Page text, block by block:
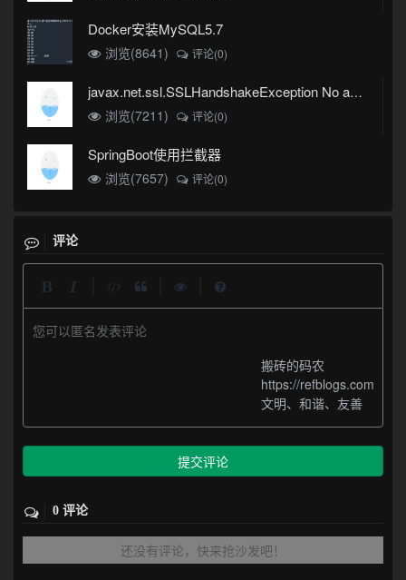
Docker安装MySQL5.7
浏览(8641) 评论(0)
javax.net.ssl.SSLHandshakeException No appropriate protocol (protocol is disabled or cipher suites are inappropriate)错误
浏览(7211)
评论(0)
SpringBoot使用拦截器
浏览(7657) 评论(0)
评论
您可以匿名发表评论
搬砖的码农
https://refblogs.com
文明、和谐、友善
提交评论
0 评论
还没有评论，快来抢沙发吧！